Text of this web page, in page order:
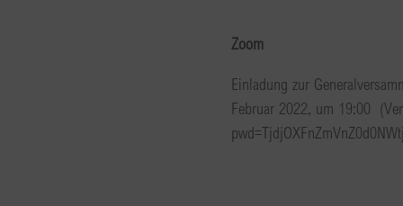
Zoom
Einladung zur
Februar 2022, um 19:00